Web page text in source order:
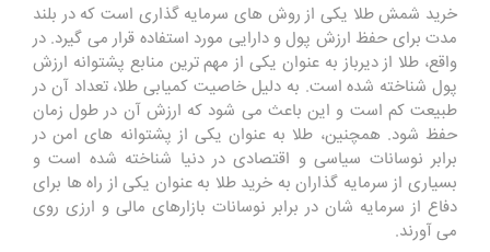
خرید شمش طلا یکی از روش‌ های سرمایه‌ گذاری است که در بلند
مدت برای حفظ ارزش پول و دارایی مورد استفاده قرار می ‌گیرد. در
واقع، طلا از دیرباز به عنوان یکی از مهم ‌ترین منابع پشتوانه ارزش
پول شناخته شده است. به دلیل خاصیت کمیابی طلا، تعداد آن در
طبیعت کم است و این باعث می‌ شود که ارزش آن در طول زمان
حفظ شود. همچنین، طلا به عنوان یکی از پشتوانه های امن در
برابر نوسانات سیاسی و اقتصادی در دنیا شناخته شده است و
بسیاری از سرمایه‌ گذاران به خرید طلا به عنوان یکی از راه‌ ها برای
دفاع از سرمایه‌ شان در برابر نوسانات بازارهای مالی و ارزی روی
می‌ آورند.